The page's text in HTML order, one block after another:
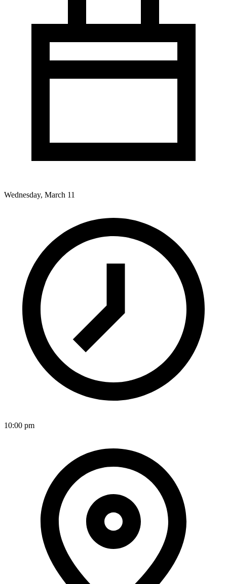
Wednesday, March 11
10:00 pm